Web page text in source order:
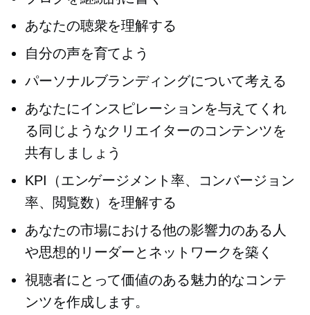
あなたの聴衆を理解する
自分の声を育てよう
パーソナルブランディングについて考える
あなたにインスピレーションを与えてくれ
る同じようなクリエイターのコンテンツを
共有しましょう
KPI（エンゲージメント率、コンバージョン
率、閲覧数）を理解する
あなたの市場における他の影響力のある人
や思想的リーダーとネットワークを築く
視聴者にとって価値のある魅力的なコンテ
ンツを作成します。